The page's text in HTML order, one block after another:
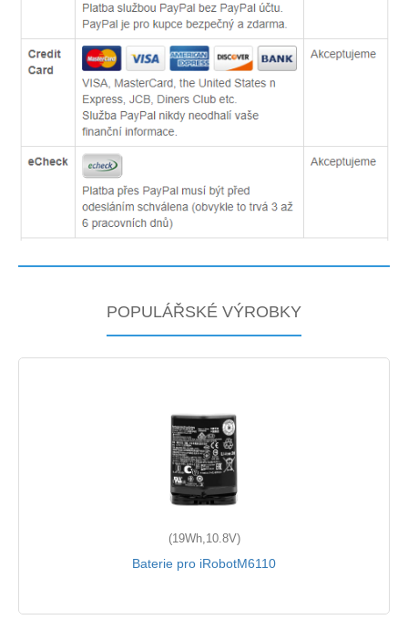
POPULÁŘSKÉ VÝROBKY
(19Wh,10.8V)
Baterie pro iRobotM6110